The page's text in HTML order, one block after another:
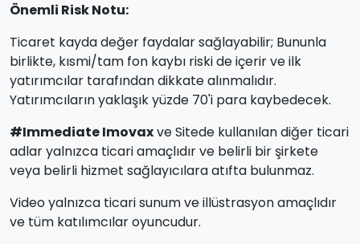
Önemli Risk Notu:
Ticaret kayda değer faydalar sağlayabilir; Bununla
birlikte, kısmi/tam fon kaybı riski de içerir ve ilk
yatırımcılar tarafından dikkate alınmalıdır.
Yatırımcıların yaklaşık yüzde 70'i para kaybedecek.
#Immediate Imovaxve Sitede kullanılan diğer ticari
adlar yalnızca ticari amaçlıdır ve belirli bir şirkete
veya belirli hizmet sağlayıcılara atıfta bulunmaz.
Video yalnızca ticari sunum ve illüstrasyon amaçlıdır
ve tüm katılımcılar oyuncudur.